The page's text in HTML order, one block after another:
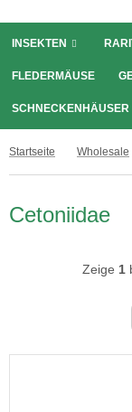
INSEKTEN
FLEDERMÄUSE
SCHNECKENHÄUSER
Startseite Wholesale
Cetoniidae
Zeige 1